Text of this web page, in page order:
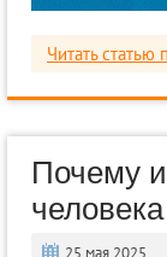
Читать статью
Почему
человека
25 мая 2025